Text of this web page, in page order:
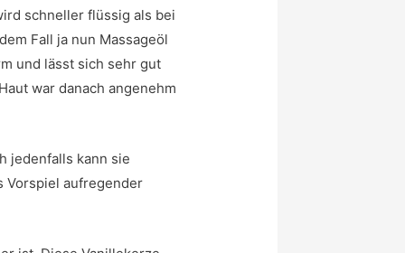
schneller flüssig als bei
Fall ja nun Massageöl
und lässt sich sehr gut
war danach angenehm
jedenfalls kann sie
Vorspiel aufregender